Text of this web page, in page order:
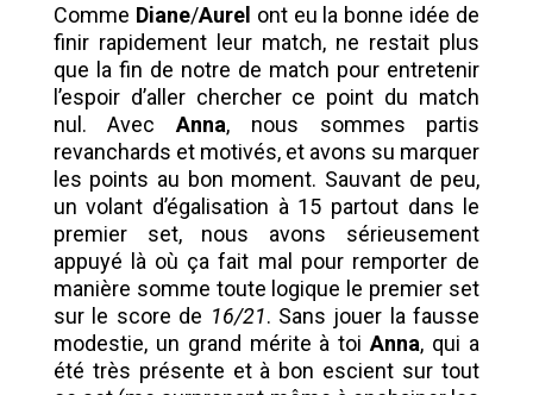
Comme Diane/Aurel ont eu la bonne idée de
finir rapidement leur match, ne restait plus
que la fin de notre de match pour entretenir
l’espoir d’aller chercher ce point du match
nul. AvecAnna, nous sommes partis
revanchards et motivés, et avons su marquer
les points au bon moment. Sauvant de peu,
un volant d’égalisation à 15 partout dans le
premier set, nous avons sérieusement
appuyé là où ça fait mal pour remporter de
manière somme toute logique le premier set
sur le score de 16/21. Sans jouer la fausse
modestie, un grand mérite à toiAnna, qui a
été très présente et à bon escient sur tout